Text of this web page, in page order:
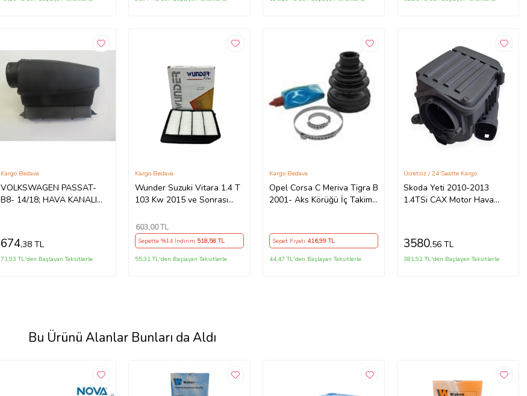
VOLKSWAGEN PASSAT-
B8- 14/18; HAVA KANALI
Kargo Bedava
674,38 TL
71,93 TL'den Başlayan Taksitlerle
Wunder Suzuki Vitara 1.4 T
103 Kw 2015 ve Sonrası
Kargo Bedava
603,00 TL
Sepette %14 İndirim 518,58 TL
55,31 TL'den Başlayan Taksitlerle
Opel Corsa C Meriva Tigra B
2001- Aks Körüğü İç Takim
Kargo Bedava
Sepet Fiyatı 416,99 TL
44,47 TL'den Başlayan Taksitlerle
Skoda Yeti 2010-2013
1.4TSi CAX Motor Hava
Ücretsiz / 24 Saatte Kargo
3580,56 TL
381,92 TL'den Başlayan Taksitlerle
Bu Ürünü Alanlar Bunları da Aldı